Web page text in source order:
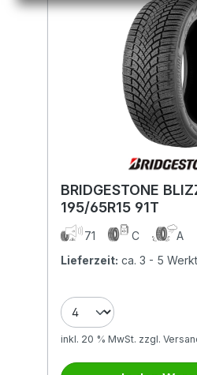
BRIDGESTONE
195/65R15 91T
71 C
A
Lieferzeit: ca. 3 - 5
inkl. 20 % MwSt. zzgl.